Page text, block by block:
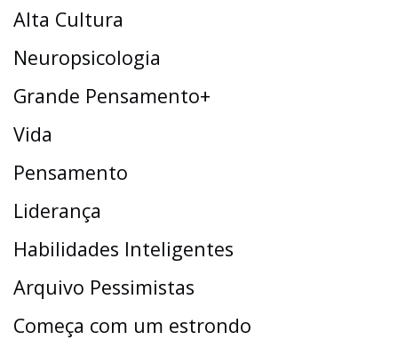
Alta Cultura
Neuropsicologia
Grande Pensamento+
Vida
Pensamento
Liderança
Habilidades Inteligentes
Arquivo Pessimistas
Começa com um estrondo